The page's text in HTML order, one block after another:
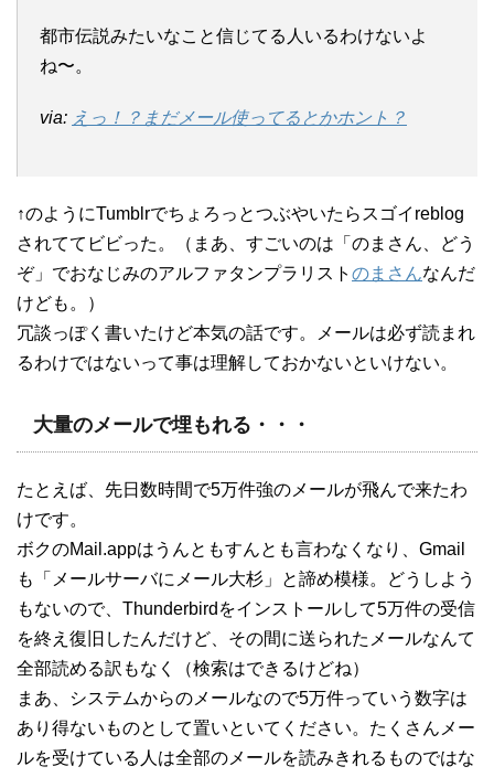
都市伝説みたいなこと信じてる人いるわけないよ
ね〜。
via: えっ！？まだメール使ってるとかホント？
↑のようにTumblrでちょろっとつぶやいたらスゴイreblog
されててビビった。（まあ、すごいのは「のまさん、どう
ぞ」でおなじみのアルファタンプラリスト のまさんなんだ
けども。）
冗談っぽく書いたけど本気の話です。メールは必ず読まれ
るわけではないって事は理解しておかないといけない。
大量のメールで埋もれる・・・
たとえば、先日数時間で5万件強のメールが飛んで来たわ
けです。
ボクのMail.appはうんともすんとも言わなくなり、Gmail
も「メールサーバにメール大杉」と諦め模様。どうしよう
もないので、Thunderbirdをインストールして5万件の受信
を終え復旧したんだけど、その間に送られたメールなんて
全部読める訳もなく（検索はできるけどね）
まあ、システムからのメールなので5万件っていう数字は
あり得ないものとして置いといてください。たくさんメー
ルを受けている人は全部のメールを読みきれるものではな